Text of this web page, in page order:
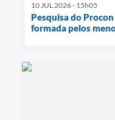
10 JUL 2026 - 15h05
Pesquisa do
formada pelos